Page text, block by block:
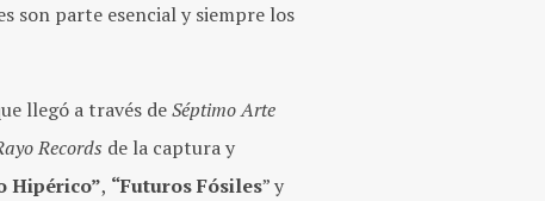
son parte esencial y siempre los
llegó a través deSéptimo Arte
Records de la captura y
Hipérico”, “Futuros Fósiles” y